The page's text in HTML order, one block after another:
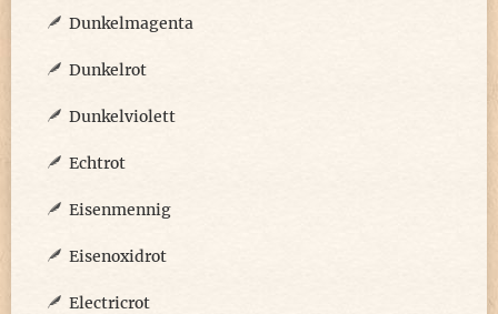
Dunkelmagenta
Dunkelrot
Dunkelviolett
Echtrot
Eisenmennig
Eisenoxidrot
Electricrot